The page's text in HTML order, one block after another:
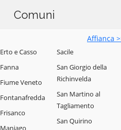
Comuni
Affianca
Erto e Casso
Fanna
Fiume Veneto
Fontanafredda
Frisanco
Maniago
Sacile
San Giorgio della
Richinvelda
San Martino al
Tagliamento
San Quirino